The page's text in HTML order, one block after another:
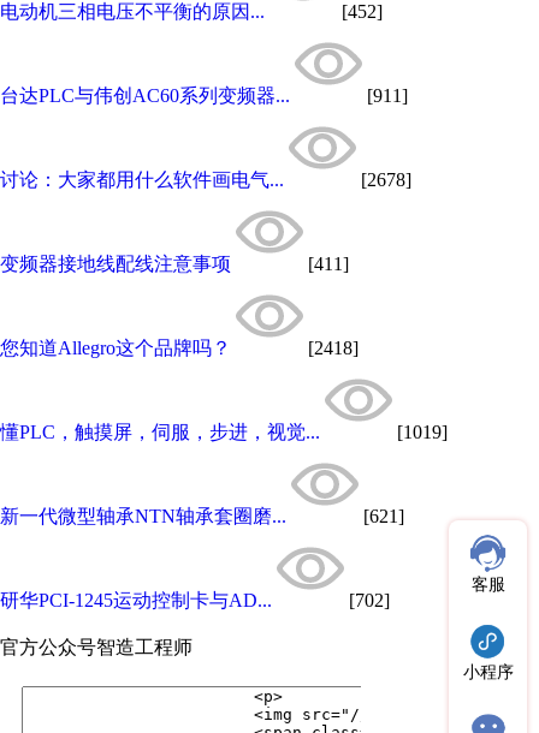
电动机三相电压不平衡的原因... [452]
台达PLC与伟创AC60系列变频器... [911]
讨论：大家都用什么软件画电气... [2678]
变频器接地线配线注意事项 [411]
您知道Allegro这个品牌吗？ [2418]
懂PLC，触摸屏，伺服，步进，视觉... [1019]
新一代微型轴承NTN轴承套圈磨... [621]
研华PCI-1245运动控制卡与AD... [702]
官方公众号智造工程师
客服
小程序